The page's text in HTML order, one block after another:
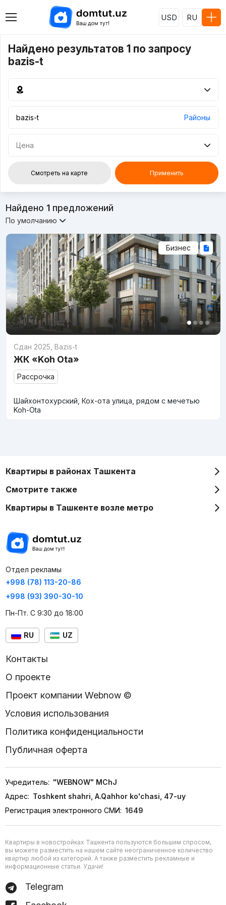
USD RU
Найдено результатов 1 по запросу
bazis-t
Районы
Цена
Смотреть на карте Применить
Найдено 1предложений
По умолчанию
Бизнес
Сдан 2025 Bazis-t
ЖК «Koh Ota»
Рассрочка
Шайхонтохурский, Кох-ота улица, рядом с мечетью
Koh-Ota
Квартиры в районах Ташкента
Смотрите также
Квартиры в Ташкенте возле метро
Отдел рекламы
+998 (78) 113-20-86
+998 (93) 390-30-10
Пн-Пт. С 9:30 до 18:00
RU UZ
Контакты
О проекте
Проект компании Webnow ©
Условия использования
Политика конфиденциальности
Публичная оферта
Учредитель: "WEBNOW" MChJ
Адрес: Toshkent shahri, A.Qahhor ko'chasi, 47-uy
Регистрация электронного СМИ: 1649
Квартиры в новостройках Ташкента пользуются большим спросом,
вы можете разместить на нашем сайте неограниченное количество
квартир любой из категорий. А также разместить рекламные и
информационные статьи. Удачи!
Telegram